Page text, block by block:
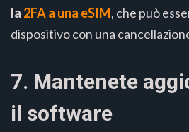
la 2FA a una eSIM, che può
dispositivo con una
7. Mantenete
il software